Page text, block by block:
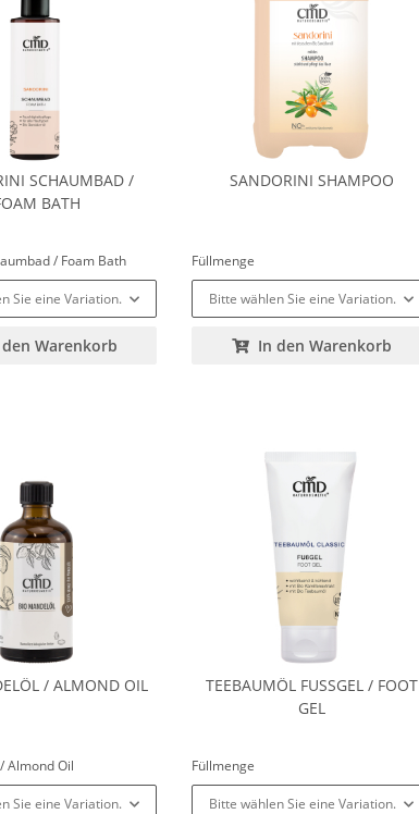
SCHAUMBAD /
BATH
/ Foam Bath
Sie eine Variation.
Warenkorb
SANDORINI SHAMPOO
Füllmenge
Bitte wählen Sie eine Variation.
In den Warenkorb
/ ALMOND OIL
Almond Oil
Sie eine Variation.
TEEBAUMÖL FUSSGEL / FOOT
GEL
Füllmenge
Bitte wählen Sie eine Variation.